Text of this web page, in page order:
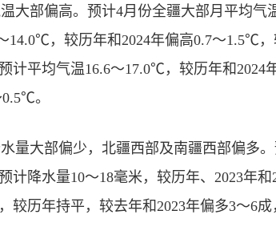
大部偏高。预计4月份全疆大部月平均
14.0℃，较历年和2024年偏高0.7～1.5℃
计平均气温16.6～17.0℃，较历年和
。
量大部偏少，北疆西部及南疆西部偏多
计降水量10～18毫米，较历年、2023年
较历年持平，较去年和2023年偏多3～6成